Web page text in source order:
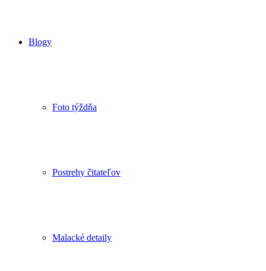
Blogy
Foto týždňa
Postrehy čitateľov
Malacké detaily